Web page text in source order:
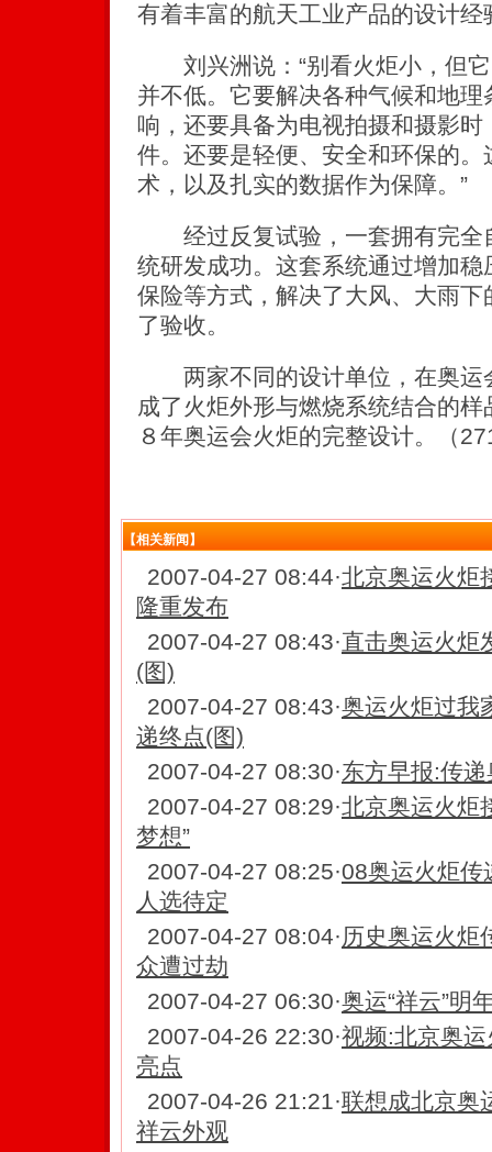
有着丰富的航天工业产品的设计经
刘兴洲说：“别看火炬小，但它
并不低。它要解决各种气候和地
响，还要具备为电视拍摄和摄影
件。还要是轻便、安全和环保的
术，以及扎实的数据作为保障。”
经过反复试验，一套拥有完全
统研发成功。这套系统通过增加
保险等方式，解决了大风、大雨
了验收。
两家不同的设计单位，在奥运
成了火炬外形与燃烧系统结合的
８年奥运会火炬的完整设计。（
【相关新闻】
2007-04-27 08:44·北京奥运火炬
隆重发布
2007-04-27 08:43·直击奥运火炬
(图)
2007-04-27 08:43·奥运火炬过我
递终点(图)
2007-04-27 08:30·东方早报:传
2007-04-27 08:29·北京奥运火炬
梦想”
2007-04-27 08:25·08奥运火炬传
人选待定
2007-04-27 08:04·历史奥运火炬
众遭过劫
2007-04-27 06:30·奥运“祥云”明
2007-04-26 22:30·视频:北京奥运
亮点
2007-04-26 21:21·联想成北京奥
祥云外观